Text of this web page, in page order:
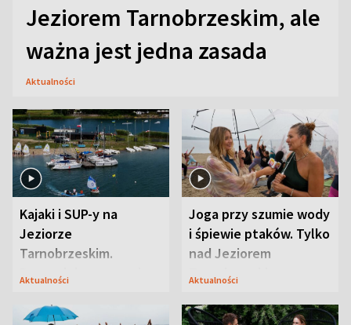
Jeziorem Tarnobrzeskim, ale
ważna jest jedna zasada
Aktualności
Kajaki i SUP-y na
Jeziorze
Tarnobrzeskim.
Przyrodnicy zwracają
Aktualności
Joga przy szumie wody
i śpiewie ptaków. Tylko
nad Jeziorem
Tarnobrzeskim
Aktualności